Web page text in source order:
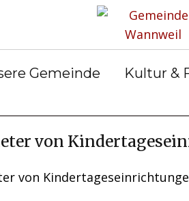
Gemeinde Kultur &
Gemeinderat
von
von